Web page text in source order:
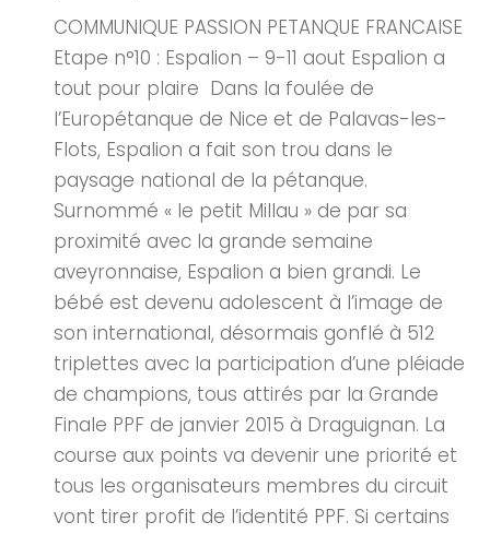
COMMUNIQUE PASSION PETANQUE FRANCAISE
Etape n°10 : Espalion – 9-11 aout Espalion a
tout pour plaire Dans la foulée de
l’Europétanque de Nice et de Palavas-les-
Flots, Espalion a fait son trou dans le
paysage national de la pétanque.
Surnommé « le petit Millau » de par sa
proximité avec la grande semaine
aveyronnaise, Espalion a bien grandi. Le
bébé est devenu adolescent à l’image de
son international, désormais gonflé à 512
triplettes avec la participation d’une pléiade
de champions, tous attirés par la Grande
Finale PPF de janvier 2015 à Draguignan. La
course aux points va devenir une priorité et
tous les organisateurs membres du circuit
vont tirer profit de l’identité PPF. Si certains